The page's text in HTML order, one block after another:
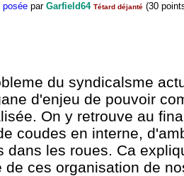
posée par Garfield64 Tétard déjanté (30
du syndicalsme
d'enjeu de pouvoir
On y retrouve au
coudes en interne,
dans les roues. Ca
de ces organisation de